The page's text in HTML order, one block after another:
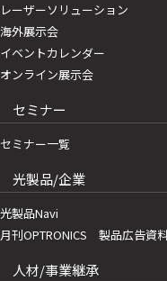
レーザーソリューション
海外展示会
イベントカレンダー
オンライン展示会
セミナー
セミナー一覧
光製品/企業
光製品Navi
月刊OPTRONICS 製品広告資
人材/事業継承